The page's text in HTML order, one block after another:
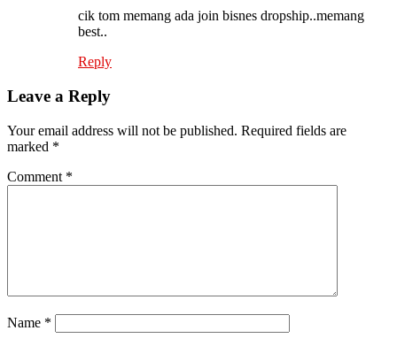
cik tom memang ada join bisnes dropship..memang
best..
Reply
Leave a Reply
Your email address will not be published. Required fields are
marked *
Comment *
Name *